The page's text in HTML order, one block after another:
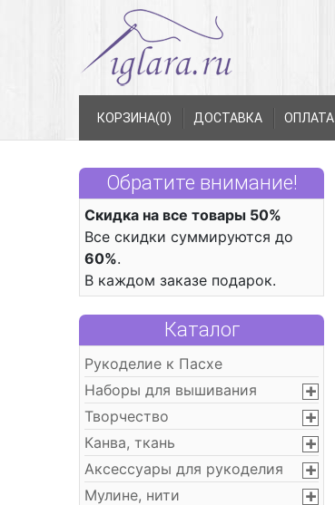
КОРЗИНА(0) ДОСТАВКА ОПЛАТА
Обратите внимание!
Скидка на все товары 50%
Все скидки суммируются до
60%.
В каждом заказе подарок.
Каталог
Рукоделие к Пасхе
Наборы для вышивания
Творчество
Канва, ткань
Аксессуары для рукоделия
Мулине, нити